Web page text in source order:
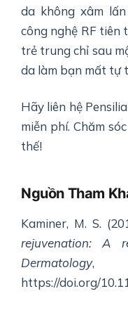
da không xâm
công nghệ RF tiên
trẻ trung chỉ sau
da làm bạn mất tự
Hãy liên hệ
miễn phí. Chăm
thế!
Nguồn Tham
Kaminer, M. S.
rejuvenation: A
Dermatology,
https://doi.org/